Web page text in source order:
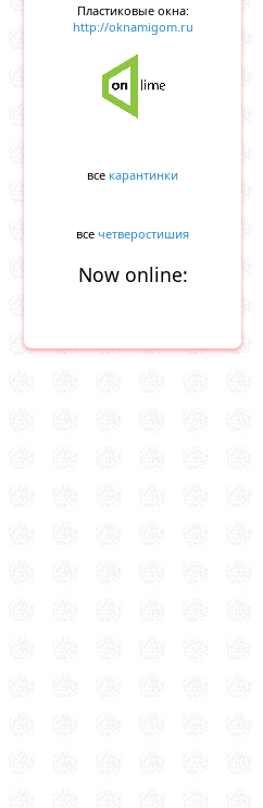
Пластиковые окна:
http://oknamigom.ru
все карантинки
все четверостишия
Now online: